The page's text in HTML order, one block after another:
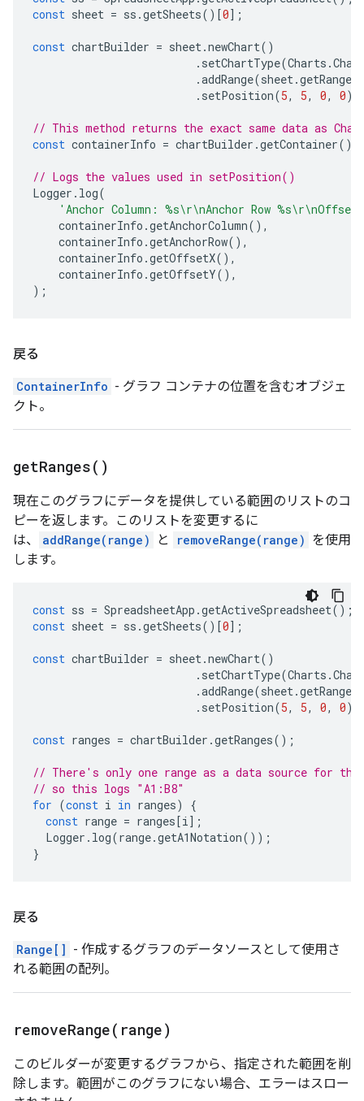
const sheet = ss .getSheets()[0];
const chartBuilder = sheet.newChart()
. setChartType(Charts .
.addRange(sheet.getRange
. setPosition(5, 5, 0, 0);
// This method returns the exact same data as
const containerInfo = chartBuilder .getContainer();
// Logs the values used in setPosition()
Logger . log(
'Anchor Column: %s\r\nAnchor Row
containerInfo .getAnchorColumn(),
containerInfo .getAnchorRow(),
containerInfo .getOffsetX(),
containerInfo .getOffsetY(),
);
戻る
ContainerInfo - グラフ コンテナの位置を含むオブジェ
クト。
getRanges( )
現在このグラフにデータを提供している範囲のリストのコ
ピーを返します。このリストを変更するに
は、
addRange(range) と removeRange(range) を使用
します。
const ss = SpreadsheetApp .getActiveSpreadsheet();
const sheet = ss .getSheets()[0];
const chartBuilder = sheet.newChart()
. setChartType(Charts .
.addRange(sheet.getRange
. setPosition(5, 5, 0, 0);
const ranges = chartBuilder .getRanges();
// There's only one range as a data source for
// so this logs "A1:B8"
for (const i in ranges)
{
const range = ranges[i];
Logger . log(range.getA1Notation());
}
戻る
Range[] - 作成するグラフのデータソースとして使用さ
れる範囲の配列。
removeRange( range)
このビルダーが変更するグラフから、指定された範囲を削
除します。範囲がこのグラフにない場合、エラーはスロー